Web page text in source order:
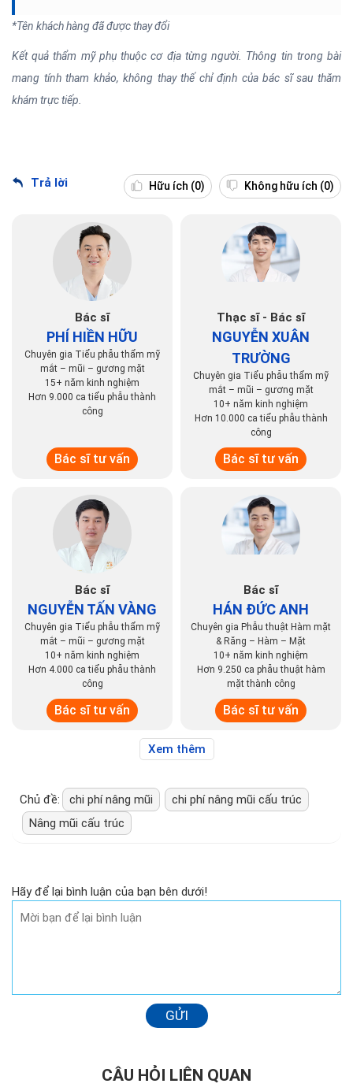
*Tên khách hàng đã được thay đổi
Kết quả thẩm mỹ phụ thuộc cơ địa từng người. Thông tin trong bài
mang tính tham khảo, không thay thế chỉ định của bác sĩ sau thăm
khám trực tiếp.
Không hữu ích
Bác sĩ
PHÍ HIỀN HỮU
mắt – mũi – gương mặt
15+ năm kinh nghiệm
Bác sĩ tư vấn
Thạc sĩ - Bác sĩ
NGUYỄN XUÂN
TRƯỜNG
Chuyên gia Tiểu phẫu thẩm mỹ
mắt – mũi – gương mặt
Hơn 10.000 ca tiểu phẫu thành
công
Bác sĩ tư vấn
Bác sĩ
NGUYỄN TẤN VÀNG
Chuyên gia Tiểu phẫu thẩm mỹ
mắt – mũi – gương mặt
Hơn 4.000 ca tiểu phẫu thành
Bác sĩ tư vấn
Bác sĩ
HÁN ĐỨC ANH
Chuyên gia Phẫu thuật Hàm mặt
& Răng – Hàm – Mặt
Hơn 9.250 ca phẫu thuật hàm
Bác sĩ tư vấn
Nâng mũi cấu trúc